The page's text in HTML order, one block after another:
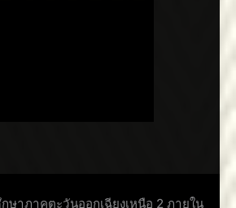
ษาภาคตะวันออกเฉียงเหนือ 2 ภายใน